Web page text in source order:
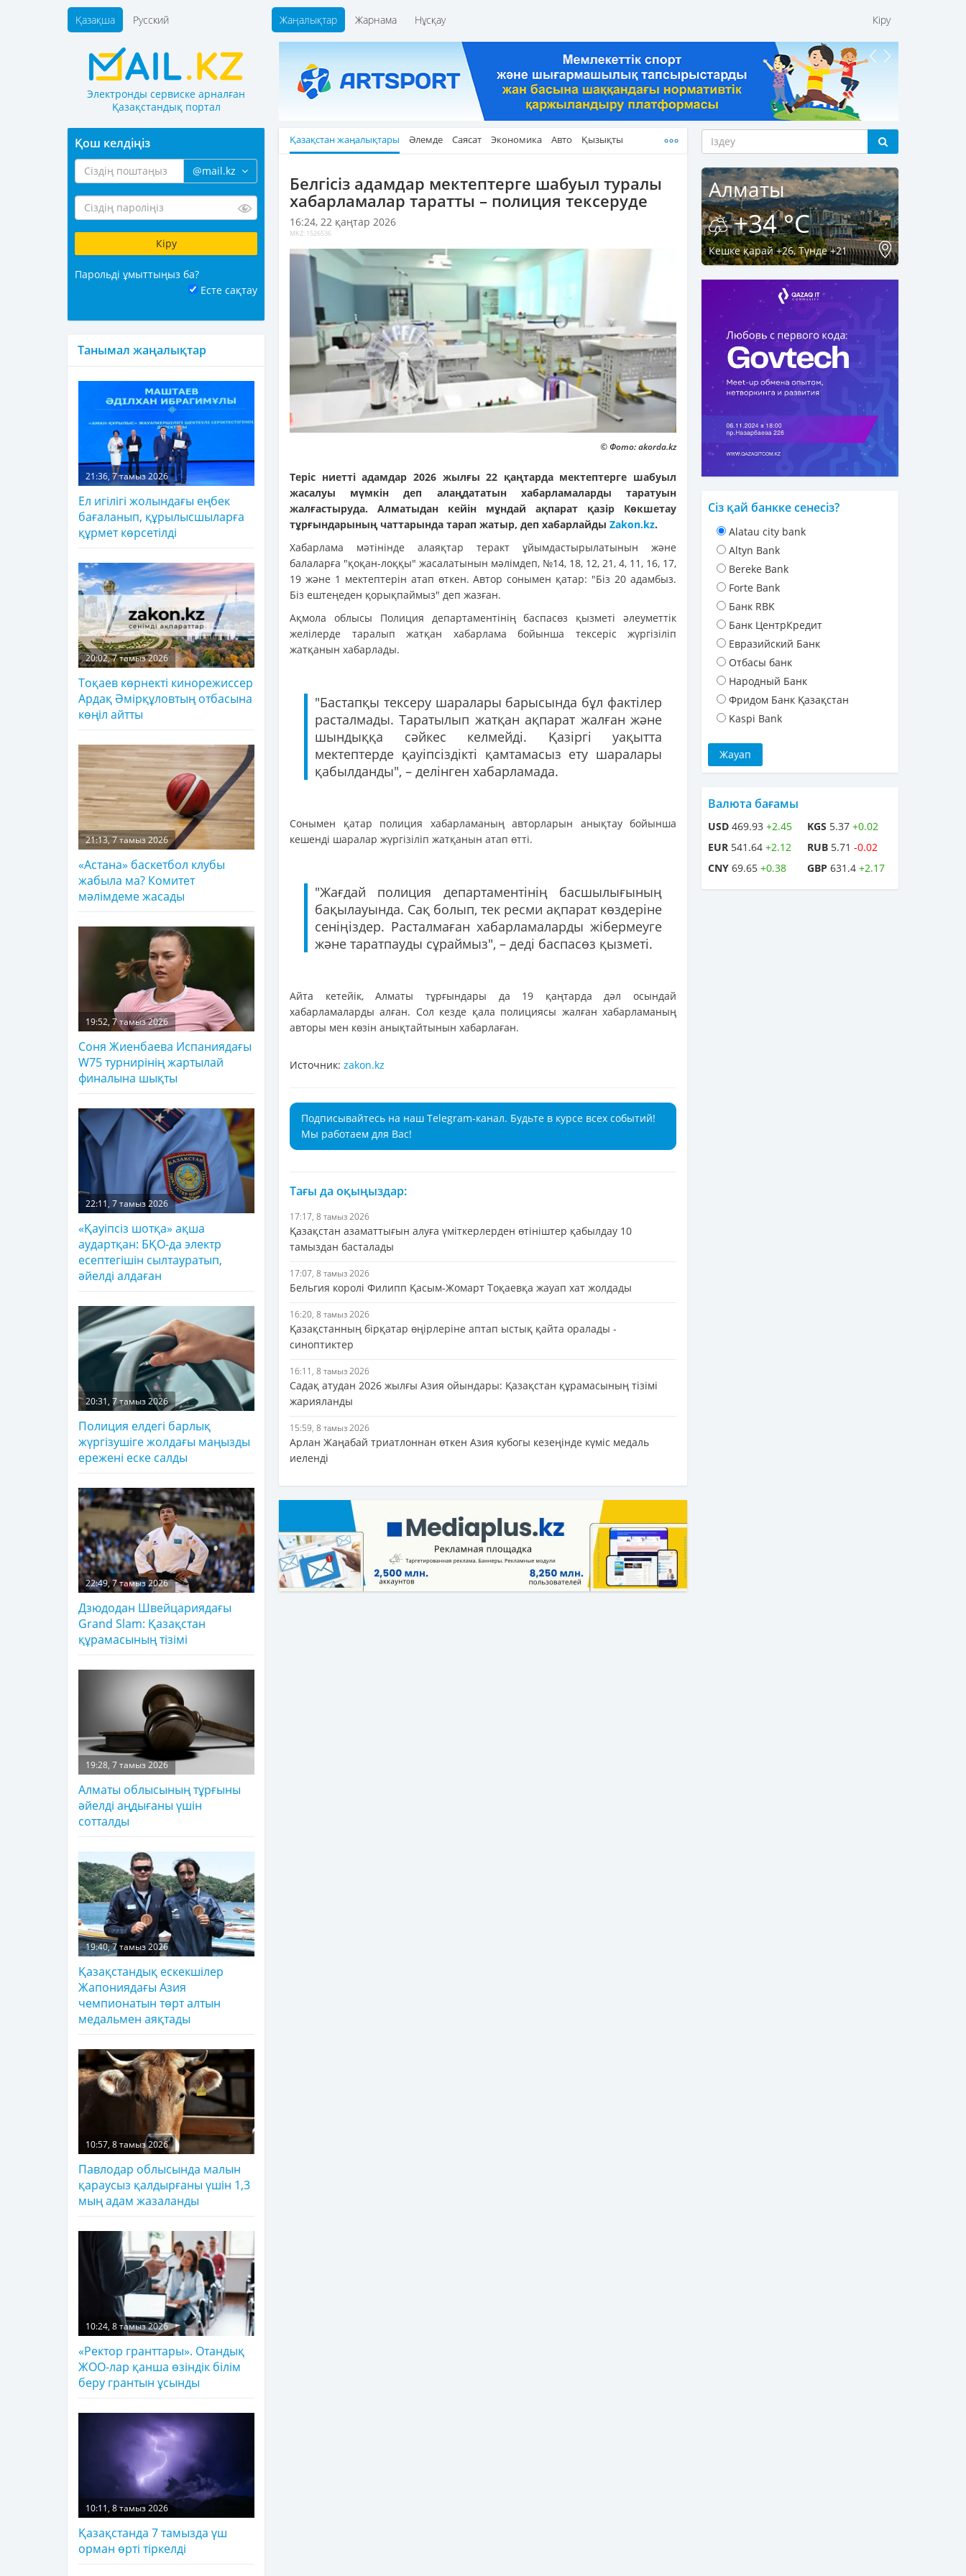
Жаңалықтар Жарнама Нұсқау Кіру
Қазақша Русский
Электронды сервиске арналған
Қазақстандық портал
Қазақстан жаңалықтары Әлемде Саясат Экономика Авто Қызықты
Белгісіз адамдар мектептерге шабуыл туралы
хабарламалар таратты – полиция тексеруде
16:24, 22 қаңтар 2026
MKZ: 1526536
© Фото: akorda.kz
Теріс ниетті адамдар 2026 жылғы 22 қаңтарда мектептерге шабуыл
жасалуы мүмкін деп алаңдататын хабарламаларды таратуын
жалғастыруда. Алматыдан кейін мұндай ақпарат қазір Көкшетау
тұрғындарының чаттарында тарап жатыр, деп хабарлайды Zakon.kz.
Хабарлама мәтінінде алаяқтар теракт ұйымдастырылатынын және
балаларға "қоқан-лоққы" жасалатынын мәлімдеп, №14, 18, 12, 21, 4, 11, 16, 17,
19 және 1 мектептерін атап өткен. Автор сонымен қатар: "Біз 20 адамбыз.
Біз ештеңеден қорықпаймыз" деп жазған.
Ақмола облысы Полиция департаментінің баспасөз қызметі әлеуметтік
желілерде таралып жатқан хабарлама бойынша тексеріс жүргізіліп
жатқанын хабарлады.
"Бастапқы тексеру шаралары барысында бұл фактілер
расталмады. Таратылып жатқан ақпарат жалған және
шындыққа сәйкес келмейді. Қазіргі уақытта
мектептерде қауіпсіздікті қамтамасыз ету шаралары
қабылданды", – делінген хабарламада.
Сонымен қатар полиция хабарламаның авторларын анықтау бойынша
кешенді шаралар жүргізіліп жатқанын атап өтті.
"Жағдай полиция департаментінің басшылығының
бақылауында. Сақ болып, тек ресми ақпарат көздеріне
сеніңіздер. Расталмаған хабарламаларды жібермеуге
және таратпауды сұраймыз", – деді баспасөз қызметі.
Айта кетейік, Алматы тұрғындары да 19 қаңтарда дәл осындай
хабарламаларды алған. Сол кезде қала полициясы жалған хабарламаның
авторы мен көзін анықтайтынын хабарлаған.
Источник: zakon.kz
Подписывайтесь на наш Telegram-канал. Будьте в курсе всех событий!
Мы работаем для Вас!
Тағы да оқыңыздар:
17:17, 8 тамыз 2026
Қазақстан азаматтығын алуға үміткерлерден өтініштер қабылдау 10
тамыздан басталады
17:07, 8 тамыз 2026
Бельгия королі Филипп Қасым-Жомарт Тоқаевқа жауап хат жолдады
16:20, 8 тамыз 2026
Қазақстанның бірқатар өңірлеріне аптап ыстық қайта оралады -
синоптиктер
16:11, 8 тамыз 2026
Садақ атудан 2026 жылғы Азия ойындары: Қазақстан құрамасының тізімі
жарияланды
15:59, 8 тамыз 2026
Арлан Жаңабай триатлоннан өткен Азия кубогы кезеңінде күміс медаль
иеленді
Қош келдіңіз
@mail.kz
Парольді ұмыттыңыз ба?
Есте сақтау
Танымал жаңалықтар
21:36, 7 тамыз 2026
Ел игілігі жолындағы еңбек
бағаланып, құрылысшыларға
құрмет көрсетілді
20:02, 7 тамыз 2026
Тоқаев көрнекті кинорежиссер
Ардақ Әмірқұловтың отбасына
көңіл айтты
21:13, 7 тамыз 2026
«Астана» баскетбол клубы
жабыла ма? Комитет
мәлімдеме жасады
19:52, 7 тамыз 2026
Соня Жиенбаева Испаниядағы
W75 турнирінің жартылай
финалына шықты
22:11, 7 тамыз 2026
«Қауіпсіз шотқа» ақша
аудартқан: БҚО-да электр
есептегішін сылтауратып,
әйелді алдаған
20:31, 7 тамыз 2026
Полиция елдегі барлық
жүргізушіге жолдағы маңызды
ережені еске салды
22:49, 7 тамыз 2026
Дзюдодан Швейцариядағы
Grand Slam: Қазақстан
құрамасының тізімі
19:28, 7 тамыз 2026
Алматы облысының тұрғыны
әйелді аңдығаны үшін
сотталды
19:40, 7 тамыз 2026
Қазақстандық ескекшілер
Жапониядағы Азия
чемпионатын төрт алтын
медальмен аяқтады
10:57, 8 тамыз 2026
Павлодар облысында малын
қараусыз қалдырғаны үшін 1,3
мың адам жазаланды
10:24, 8 тамыз 2026
«Ректор гранттары». Отандық
ЖОО-лар қанша өзіндік білім
беру грантын ұсынды
10:11, 8 тамыз 2026
Қазақстанда 7 тамызда үш
орман өрті тіркелді
Алматы
+34 °C
Кешке қарай +26, Түнде +21
Сіз қай банкке сенесіз?
Alatau city bank
Altyn Bank
Bereke Bank
Forte Bank
Банк RBK
Банк ЦентрКредит
Евразийский Банк
Отбасы банк
Народный Банк
Фридом Банк Қазақстан
Kaspi Bank
Валюта бағамы
USD 469.93 +2.45
EUR 541.64 +2.12
CNY 69.65 +0.38
KGS 5.37 +0.02
RUB 5.71 -0.02
GBP 631.4 +2.17